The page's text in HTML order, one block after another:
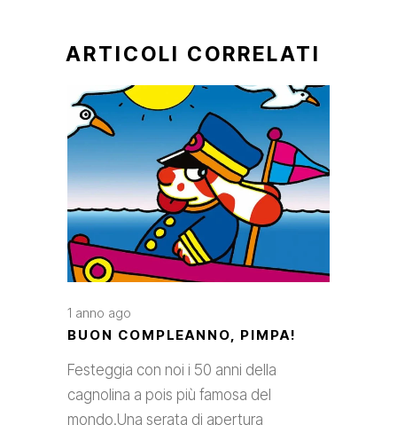
ARTICOLI CORRELATI
1 anno ago
BUON COMPLEANNO, PIMPA!
Festeggia con noi i 50 anni della
cagnolina a pois più famosa del
mondo.Una serata di apertura